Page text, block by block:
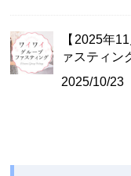
【2025年
ァスティン
2025/10/23